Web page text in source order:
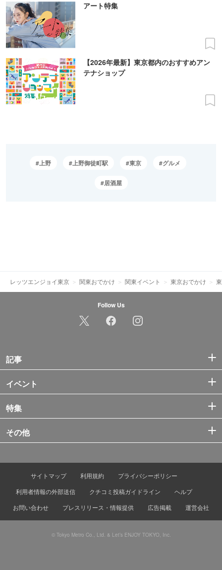
アート特集
【2026年最新】東京都内のおすすめアン
テナショップ
上野 上野御徒町駅 東京 グルメ
居酒屋
レッツエンジョイ東京 関東おでかけ 関東イベント 東京おでかけ
Follow Us
記事
イベント
特集
その他
サイトマップ 利用規約
プライバシーポリシー
利用者情報の外部送信
クチコミ投稿ガイドライン
ヘルプ
お問い合わせ
プレスリリース・情報提供 広告掲載 運営会社
© Tokyo Metro Co., Ltd. & Let’s ENJOY TOKYO, Inc.